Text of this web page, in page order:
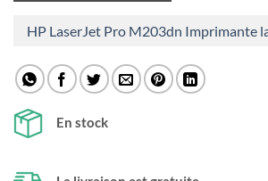
HP LaserJet Pro M203dn Imprimante
En stock